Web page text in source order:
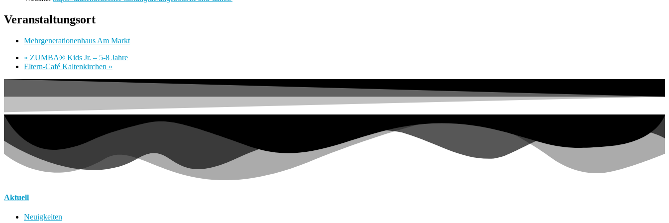
Veranstaltungsort
Mehrgenerationenhaus Am Markt
« ZUMBA® Kids Jr. – 5-8 Jahre
Eltern-Café Kaltenkirchen »
Aktuell
Neuigkeiten